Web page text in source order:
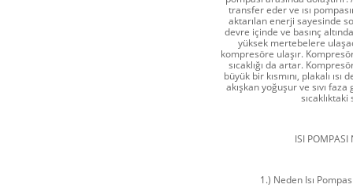
transfer eder ve ısı
aktarılan enerji sayesinde
devre içinde ve basınç altında
yüksek mertebelere
kompresöre ulaşır.
sıcaklığı da artar.
büyük bir kısmını, plakalı
akışkan yoğuşur ve sıvı
ISI POMPASI
1.) Neden Isı